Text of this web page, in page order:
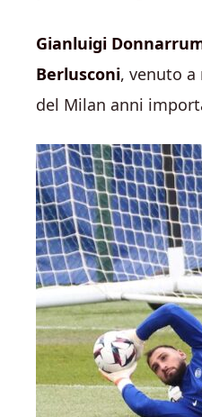
Gianluigi
Berlusconi, venuto
del Milan anni